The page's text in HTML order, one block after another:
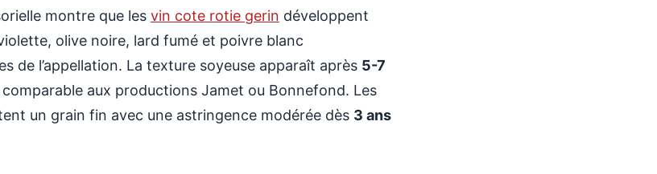
montre que les vin cote rotie gerin développent
olive noire, lard fumé et poivre blanc
de l’appellation. La texture soyeuse apparaît après 5-7
aux productions Jamet ou Bonnefond. Les
un grain fin avec une astringence modérée dès 3 ans